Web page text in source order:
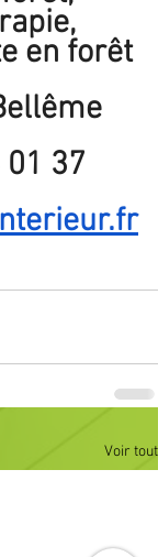
en forêt
37
Voir tout